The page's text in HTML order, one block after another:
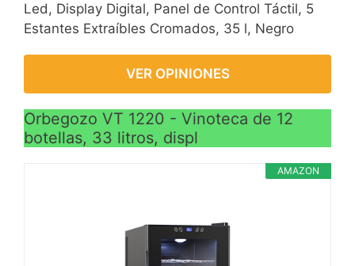
Led, Display Digital, Panel de Control Táctil, 5
Estantes Extraíbles Cromados, 35 l, Negro
VER OPINIONES
Orbegozo VT 1220 - Vinoteca de 12
botellas, 33 litros, displ
AMAZON